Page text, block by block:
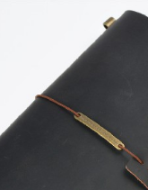
精装书籍画册定制